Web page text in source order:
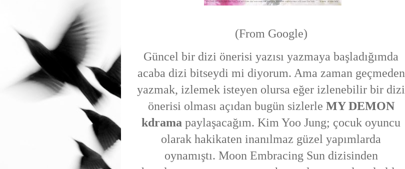
(From Google)
Güncel bir dizi önerisi yazısı yazmaya başladığımda
acaba dizi bitseydi mi diyorum. Ama zaman geçmeden
yazmak, izlemek isteyen olursa eğer izlenebilir bir dizi
önerisi olması açıdan bugün sizlerle MY DEMON
kdrama paylaşacağım. Kim Yoo Jung; çocuk oyuncu
olarak hakikaten inanılmaz güzel yapımlarda
oynamıştı. Moon Embracing Sun dizisinden